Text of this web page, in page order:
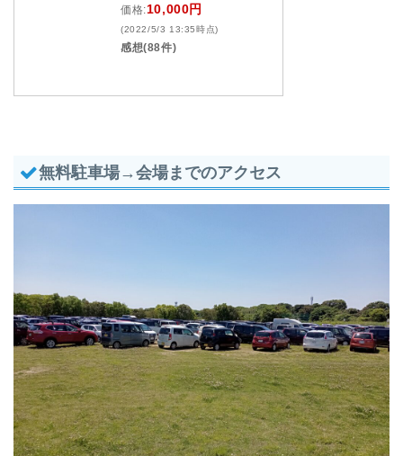
価格:10,000円
(2022/5/3 13:35時点)
感想(88件)
無料駐車場→会場までのアクセス